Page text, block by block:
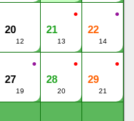
20
12
●
21
13
●
22
14
●
27
19
●
28
20
●
29
21